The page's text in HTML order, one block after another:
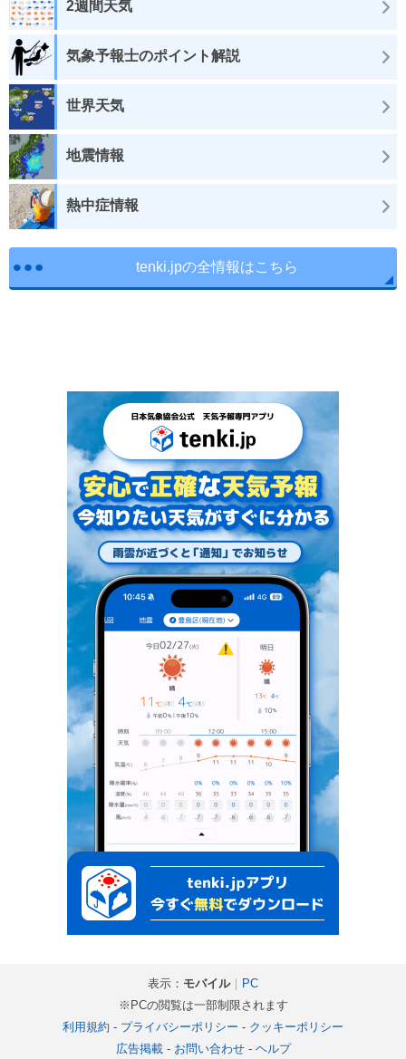
2週間天気
気象予報士のポイント解説
世界天気
地震情報
熱中症情報
tenki.jpの全情報はこちら
表示： モバイル｜ PC
※PCの閲覧は一部制限されます
利用規約 - プライバシーポリシー - クッキーポリシー
広告掲載- お問い合わせ- ヘルプ